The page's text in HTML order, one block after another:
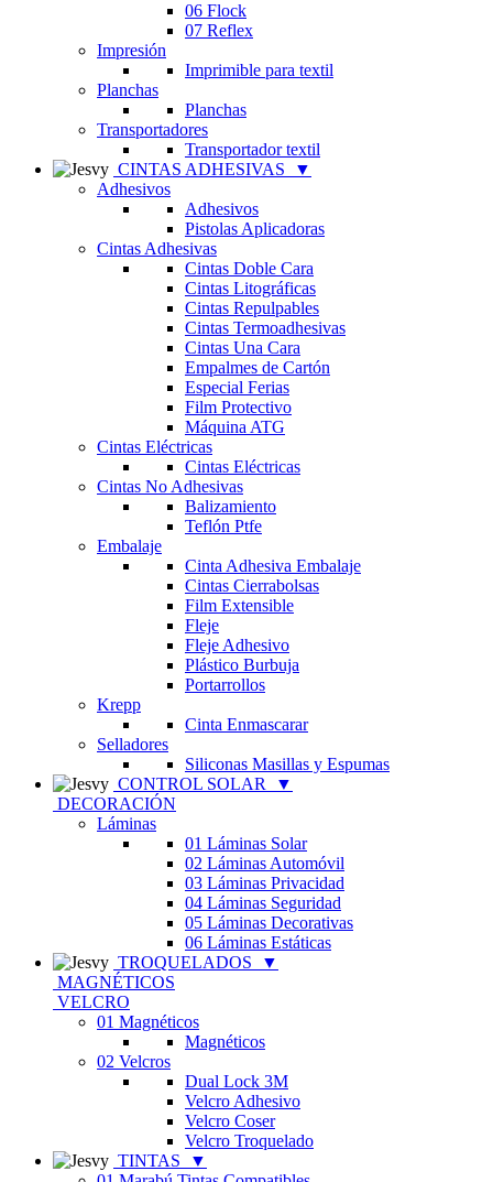
06 Flock
07 Reflex
Impresión
Imprimible para textil
Planchas
Planchas
Transportadores
Transportador textil
CINTAS ADHESIVAS
▼
Adhesivos
Adhesivos
Pistolas Aplicadoras
Cintas Adhesivas
Cintas Doble Cara
Cintas Litográficas
Cintas Repulpables
Cintas Termoadhesivas
Cintas Una Cara
Empalmes de Cartón
Especial Ferias
Film Protectivo
Máquina ATG
Cintas Eléctricas
Cintas Eléctricas
Cintas No Adhesivas
Balizamiento
Teflón Ptfe
Embalaje
Cinta Adhesiva Embalaje
Cintas Cierrabolsas
Film Extensible
Fleje
Fleje Adhesivo
Plástico Burbuja
Portarrollos
Krepp
Cinta Enmascarar
Selladores
Siliconas Masillas y Espumas
CONTROL SOLAR
▼
DECORACIÓN
Láminas
01 Láminas Solar
02 Láminas Automóvil
03 Láminas Privacidad
04 Láminas Seguridad
05 Láminas Decorativas
06 Láminas Estáticas
TROQUELADOS
▼
MAGNÉTICOS
VELCRO
01 Magnéticos
Magnéticos
02 Velcros
Dual Lock 3M
Velcro Adhesivo
Velcro Coser
Velcro Troquelado
TINTAS
▼